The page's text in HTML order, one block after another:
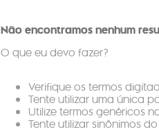
Não encontramos nenhum
O que eu devo fazer?
Verifique os termos
Tente utilizar uma única
Utilize termos genéricos
Tente utilizar sinônimos